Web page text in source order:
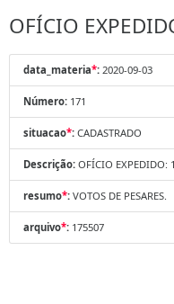
OFÍCIO
data_materia*: 2020-09-03
Número: 171
situacao*: CADASTRADO
Descrição: OFÍCIO EXPEDIDO:
resumo*: VOTOS DE PESARES.
arquivo*: 175507